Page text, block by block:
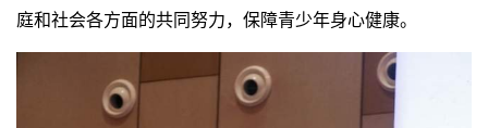
庭和社会各方面的共同努力，保障青少年身心健康。